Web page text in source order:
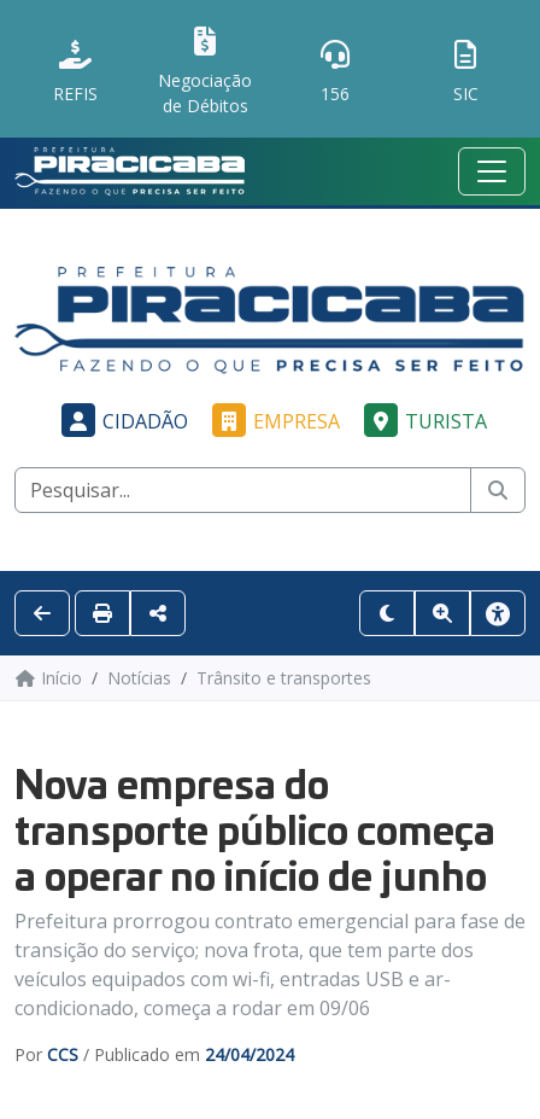
REFIS
Negociação
de Débitos
156 SIC
CIDADÃO EMPRESA TURISTA
Início Notícias Trânsito e transportes
Nova empresa do
transporte público começa
a operar no início de junho
Prefeitura prorrogou contrato emergencial para fase de
transição do serviço; nova frota, que tem parte dos
veículos equipados com wi-fi, entradas USB e ar-
condicionado, começa a rodar em 09/06
Por CCS / Publicado em 24/04/2024